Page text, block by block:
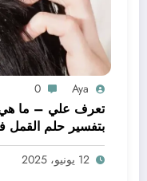
Aya
0
تعرف علي – ما هي
بتفسير حلم القمل
ابن سيرين؟ –
12 يونيو، 2025